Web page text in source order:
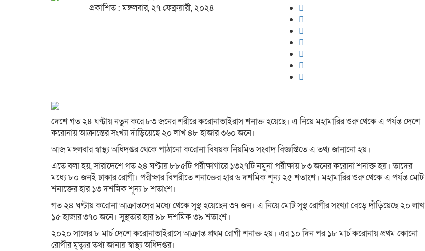
প্রকাশিত : মঙ্গলবার, ২৭ ফেব্রুয়ারী, ২০২৪
দেশে গত ২৪ ঘণ্টায় নতুন করে ৮৩ জনের শরীরে করোনাভাইরাস শনাক্ত হয়েছে। এ নিয়ে মহামারির শুরু থেকে এ পর্যন্ত দেশে
করোনায় আক্রান্তের সংখ্যা দাঁড়িয়েছে ২০ লাখ ৪৮ হাজার ৩৬০ জনে।
আজ মঙ্গলবার স্বাস্থ্য অধিদপ্তর থেকে পাঠানো করোনা বিষয়ক নিয়মিত সংবাদ বিজ্ঞপ্তিতে এ তথ্য জানানো হয়।
এতে বলা হয়, সারাদেশে গত ২৪ ঘণ্টায় ৮৮৫টি পরীক্ষাগারে ১৩২৭টি নমুনা পরীক্ষায় ৮৩ জনের করোনা শনাক্ত হয়। তাদের
মধ্যে ৮০ জনই ঢাকার রোগী। পরীক্ষার বিপরীতে শনাক্তের হার ৬ দশমিক শূন্য ২৫ শতাংশ। মহামারির শুরু থেকে এ পর্যন্ত মোট
শনাক্তের হার ১৩ দশমিক শূন্য ৮ শতাংশ।
গত ২৪ ঘণ্টায় করোনা আক্রান্তদের মধ্যে থেকে সুস্থ হয়েছেন ৩৭ জন। এ নিয়ে মোট সুস্থ রোগীর সংখ্যা বেড়ে দাঁড়িয়েছে ২০ লাখ
১৫ হাজার ৩৭০ জনে। সুস্থতার হার ৯৮ দশমিক ৩৯ শতাংশ।
২০২০ সালের ৮ মার্চ দেশে করোনাভাইরাসে আক্রান্ত প্রথম রোগী শনাক্ত হয়। এর ১০ দিন পর ১৮ মার্চ করোনায় প্রথম কোনো
রোগীর মৃত্যুর তথ্য জানায় স্বাস্থ্য অধিদপ্তর।